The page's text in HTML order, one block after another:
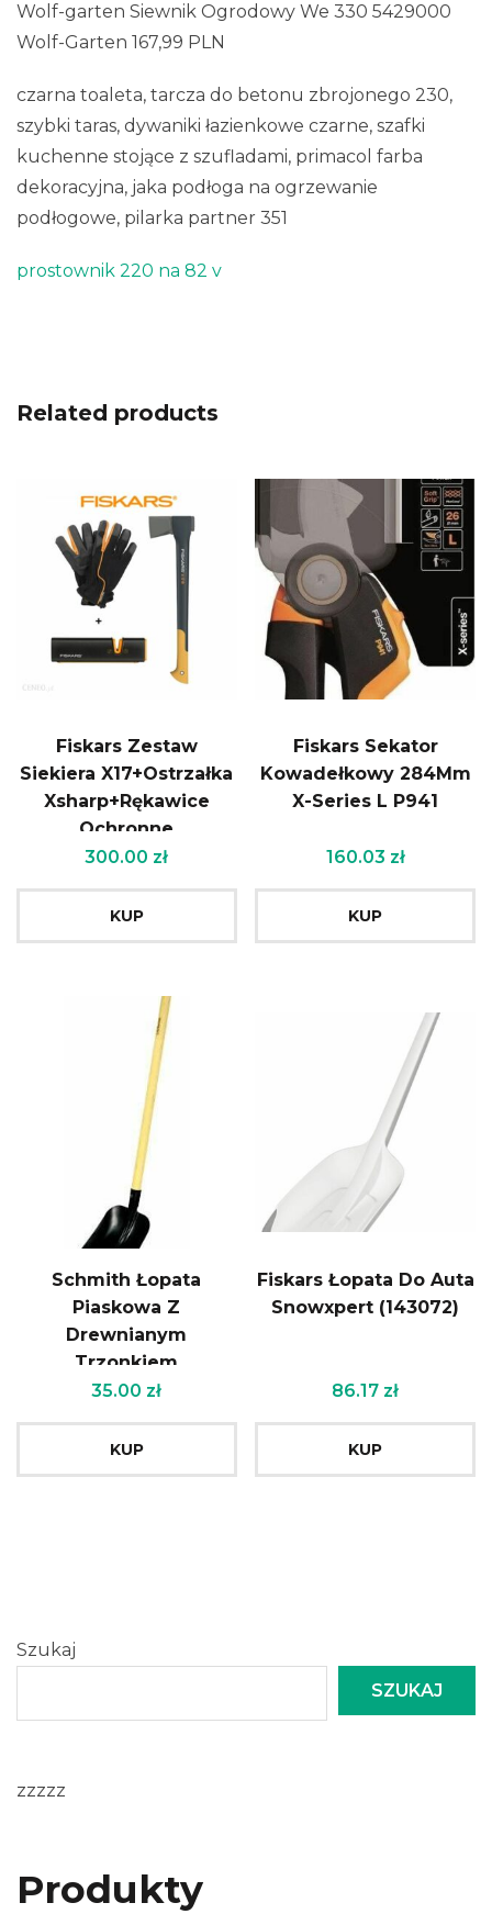
Wolf-garten Siewnik Ogrodowy We 330 5429000
Wolf-Garten 167,99 PLN
czarna toaleta, tarcza do betonu zbrojonego 230,
szybki taras, dywaniki łazienkowe czarne, szafki
kuchenne stojące z szufladami, primacol farba
dekoracyjna, jaka podłoga na ogrzewanie
podłogowe, pilarka partner 351
prostownik 220 na 82 v
Related products
Fiskars Zestaw
Siekiera X17+Ostrzałka
Xsharp+Rękawice
Ochronne
(122463+160004+120740)
300.00 zł
KUP
Fiskars Sekator
Kowadełkowy 284Mm
X-Series L P941
160.03 zł
KUP
Schmith Łopata
Piaskowa Z
Drewnianym
Trzonkiem
35.00 zł
KUP
Fiskars Łopata Do Auta
Snowxpert (143072)
86.17 zł
KUP
Szukaj
SZUKAJ
zzzzz
Produkty